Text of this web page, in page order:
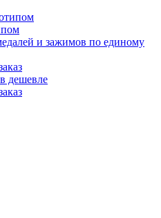
и зажимов по единому
дешевле